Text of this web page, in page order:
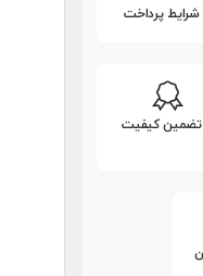
شرایط پرداخت
تضمین کیفیت